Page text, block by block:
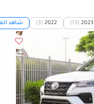
2023
(13)
2022
(3) شاهد